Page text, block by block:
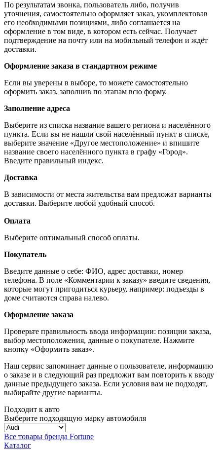
По результатам звонка, пользователь либо, получив
уточнения, самостоятельно оформляет заказ, укомплектовав
его необходимыми позициями, либо соглашается на
оформление в том виде, в котором есть сейчас. Получает
подтверждение на почту или на мобильный телефон и ждёт
доставки.
Оформление заказа в стандартном режиме
Если вы уверены в выборе, то можете самостоятельно
оформить заказ, заполнив по этапам всю форму.
Заполнение адреса
Выберите из списка название вашего региона и населённого
пункта. Если вы не нашли свой населённый пункт в списке,
выберите значение «Другое местоположение» и впишите
название своего населённого пункта в графу «Город».
Введите правильный индекс.
Доставка
В зависимости от места жительства вам предложат варианты
доставки. Выберите любой удобный способ.
Оплата
Выберите оптимальный способ оплаты.
Покупатель
Введите данные о себе: ФИО, адрес доставки, номер
телефона. В поле «Комментарии к заказу» введите сведения,
которые могут пригодиться курьеру, например: подъезды в
доме считаются справа налево.
Оформление заказа
Проверьте правильность ввода информации: позиции заказа,
выбор местоположения, данные о покупателе. Нажмите
кнопку «Оформить заказ».
Наш сервис запоминает данные о пользователе, информацию
о заказе и в следующий раз предложит вам повторить к вводу
данные предыдущего заказа. Если условия вам не подходят,
выбирайте другие варианты.
Подходит к авто
Выберите подходящую марку автомобиля
Все товары бренда Fortune
Каталог